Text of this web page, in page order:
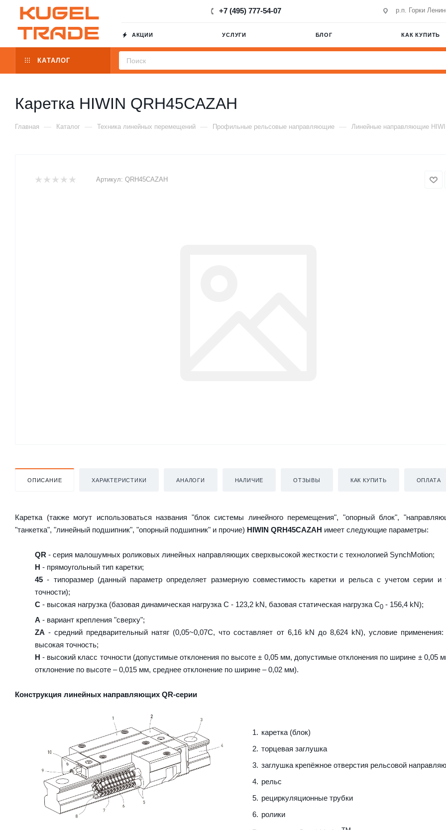
+7 (495) 777-54-07 р.п. Горки
АКЦИИ УСЛУГИ БЛОГ КАК КУПИТЬ
КАТАЛОГ
Каретка HIWIN QRH45CAZAH
Главная — Каталог — Техника линейных перемещений — Профильные рельсовые направляющие — Линейные направляющие
Артикул: QRH45CAZAH
ОПИСАНИЕ ХАРАКТЕРИСТИКИ АНАЛОГИ НАЛИЧИЕ ОТЗЫВЫ КАК КУПИТЬ ОПЛАТА
Каретка (также могут использоваться названия "блок системы линейного перемещения", "опорный блок",
"танкетка", "линейный подшипник", "опорный подшипник" и прочие) HIWIN QRH45CAZAH имеет следующие параметры:
QR - серия малошумных роликовых линейных направляющих сверхвысокой жесткости с технологией SynchMotion;
H - прямоугольный тип каретки;
45 - типоразмер (данный параметр определяет размерную совместимость каретки и рельса с учетом серии и
точности);
C - высокая нагрузка (базовая динамическая нагрузка C - 123,2 kN, базовая статическая нагрузка С0 - 156,4 kN);
A - вариант крепления "сверху";
ZA - средний предварительный натяг (0,05~0,07C, что составляет от 6,16 kN до 8,624 kN), условие применения:
высокая точность;
H - высокий класс точности (допустимые отклонения по высоте ± 0,05 мм, допустимые отклонения по ширине ± 0,05
отклонение по высоте – 0,015 мм, среднее отклонение по ширине – 0,02 мм).
Конструкция линейных направляющих QR-серии
каретка (блок)
торцевая заглушка
заглушка крепёжное отверстия рельсовой
рельс
рециркуляционные трубки
ролики